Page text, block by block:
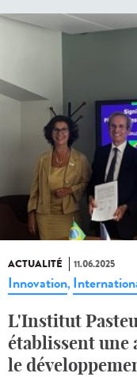
ACTUALITÉ 11.06.2025
Innovation,
L'Institut
établissent une
le